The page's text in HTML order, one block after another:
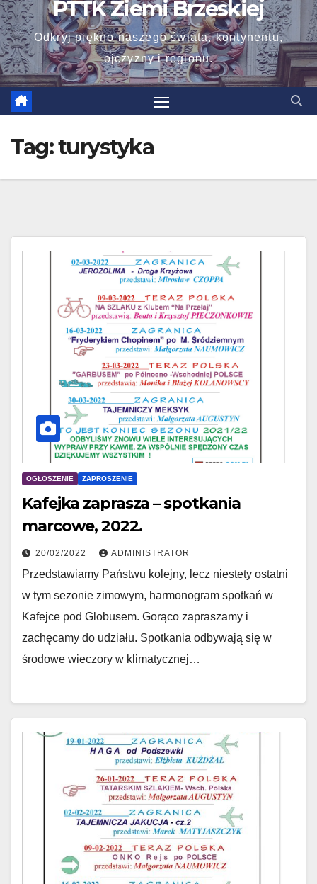
PTTK Ziemi Brzeskiej
Odkryj piękno naszego świata, kontynentu,
ojczyzny i regionu.
Tag:turystyka
OGŁOSZENIE ZAPROSZENIE
Kafejka zaprasza – spotkania
marcowe, 2022.
20/02/2022 ADMINISTRATOR
Przedstawiamy Państwu kolejny, lecz niestety ostatni
w tym sezonie zimowym, harmonogram spotkań w
Kafejce pod Globusem. Gorąco zapraszamy i
zachęcamy do udziału. Spotkania odbywają się w
środowe wieczory w klimatycznej…